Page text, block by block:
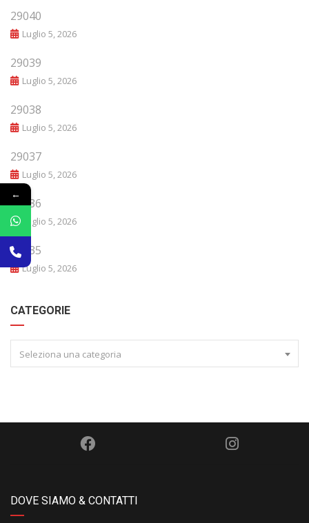
29040
Luglio 5, 2026
29039
Luglio 5, 2026
29038
Luglio 5, 2026
29037
Luglio 5, 2026
29036
Luglio 5, 2026
29035
Luglio 5, 2026
CATEGORIE
Seleziona una categoria
DOVE SIAMO & CONTATTI
←